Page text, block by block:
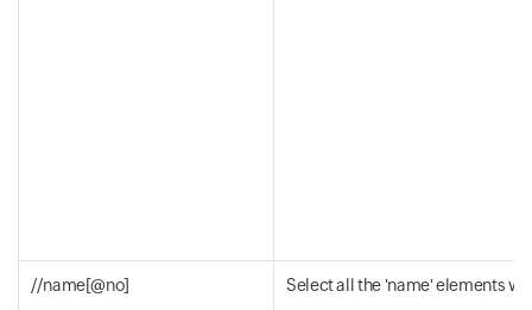
//name[@no] Select all the 'name' elements